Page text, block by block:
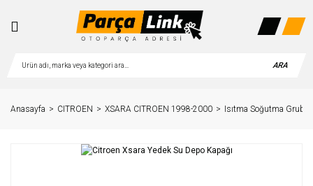
ARA
Anasayfa CITROEN XSARA CITROEN 1998-2000 Isıtma Soğutma Grubu